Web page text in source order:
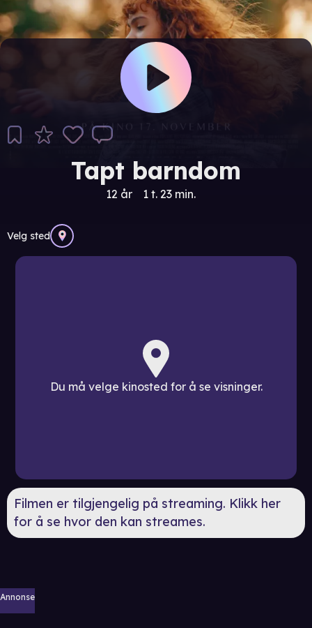
Tapt barndom
12 år 1 t. 23 min.
Velg sted
Du må velge kinosted for å se visninger.
Filmen er tilgjengelig på streaming. Klikk her
for å se hvor den kan streames.
Annonse